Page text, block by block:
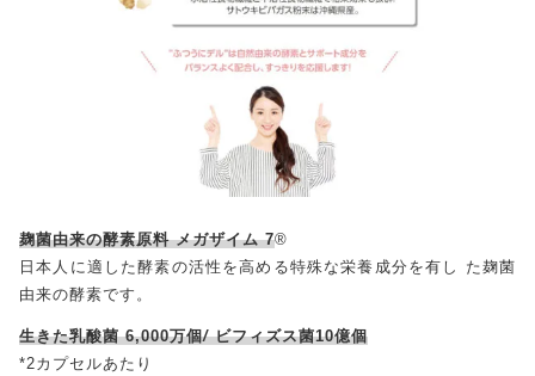
麹菌由来の酵素原料 メガザイム 7®
日本人に適した酵素の活性を高める特殊な栄養成分を有し た麹菌
由来の酵素です。
生きた乳酸菌 6,000万個/ビフィズス菌10億個
*2カプセルあたり